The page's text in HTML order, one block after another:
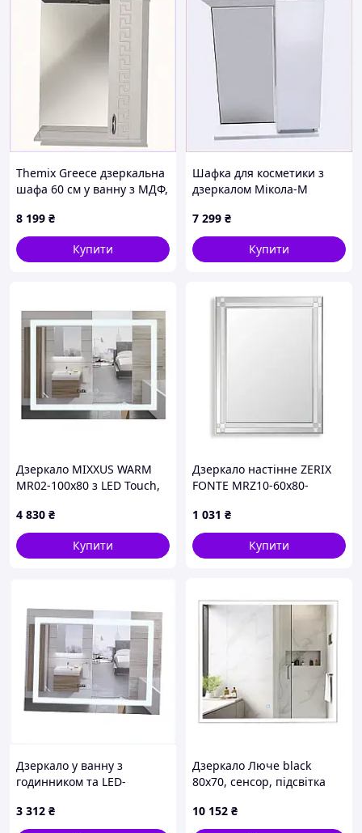
Themix Greece дзеркальна
шафа 60 см у ванну з МДФ,
8 199 ₴
Купити
Шафка для косметики з
дзеркалом Мікола-М
7 299 ₴
Купити
Дзеркало MIXXUS WARM
MR02-100x80 з LED Touch,
яскравості, годинником
(MI6935)
4 830 ₴
Купити
Дзеркало настінне ZERIX
FONTE MRZ10-60x80-
декором (ZX5640)
1 031 ₴
Купити
Дзеркало у ванну з
годинником та LED-
409559MP4
3 312 ₴
Дзеркало Люче black
80x70, сенсор, підсвітка
10 152 ₴